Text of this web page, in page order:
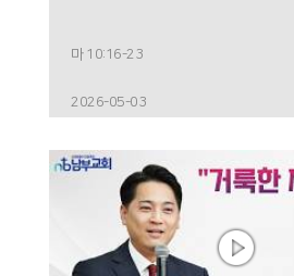
마 10:16-23
2026-05-03